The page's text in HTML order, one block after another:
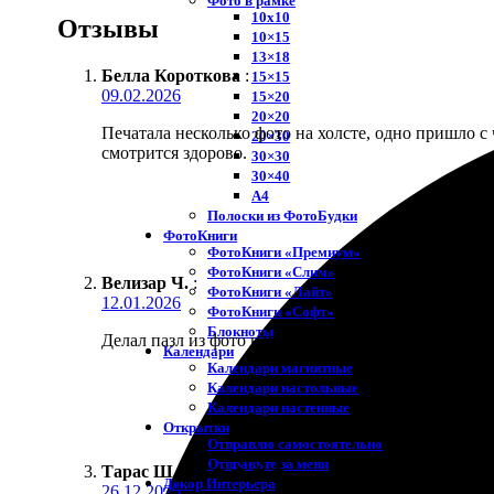
10х10
10×15
13×18
15×15
15×20
20×20
20×30
30×30
30×40
A4
Полоски из ФотоБудки
ФотоКниги
ФотоКниги «Премиум»
ФотоКниги «Слим»
ФотоКниги «Лайт»
ФотоКниги «Софт»
Блокноты
Календари
Календари магнитные
Календари настольные
Календари настенные
Открытки
Отправлю самостоятельно
Отправьте за меня
Декор Интерьера
Отзывы
Белла Короткова :
09.02.2026
Печатала несколько фото на холсте, одно пришло
смотрится здорово.
Велизар Ч. :
12.01.2026
Делал пазл из фото нашего кота. Собрали всей
Тарас Ш. ★ ★ ★ ★